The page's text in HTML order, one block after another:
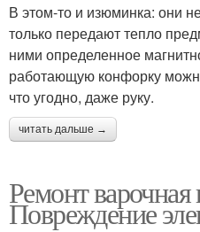
В этом-то и изюминка: они
только передают тепло
ними определенное
работающую конфорку
что угодно, даже руку.
читать дальше →
Ремонт варочная
Повреждение